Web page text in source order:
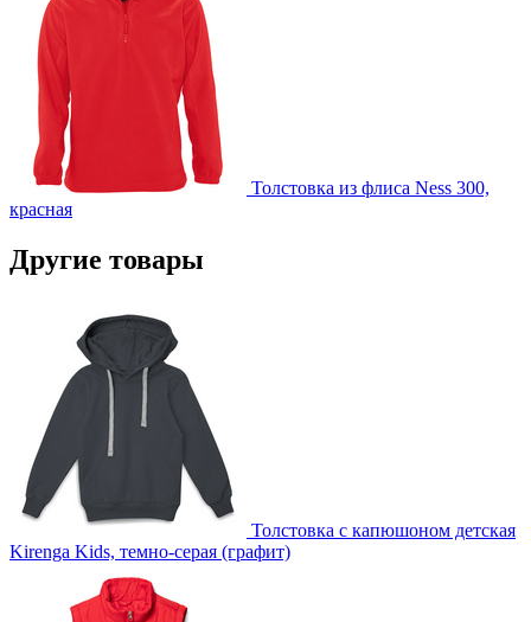
Толстовка из флиса Ness 300,
красная
Другие товары
Толстовка с капюшоном детская
Kirenga Kids, темно-серая (графит)